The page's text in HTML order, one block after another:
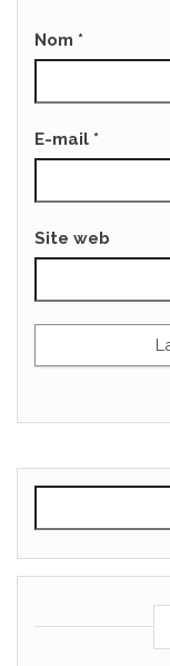
Nom *
E-mail *
Site web